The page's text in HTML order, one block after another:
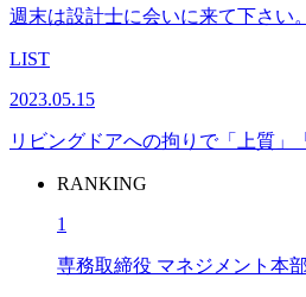
週末は設計士に会いに来て下さい。
LIST
2023.05.15
リビングドアへの拘りで「上質」
RANKING
1
専務取締役 マネジメント本